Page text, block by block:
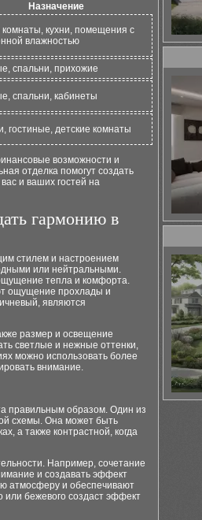
Назначение
кухни, помещения с
влажностью
спальни, прихожие
спальни, кабинеты
гостиные, детские комнаты
возможности и
отделка помогут создать
и ваших гостей на
гармонию в
стилем и настроением
или нейтральными.
тепла и комфорта.
ощущение прохлады и
являются
размер и освещение
светлые и нежные оттенки,
можно использовать более
внимание.
правильным образом. Один из
схемы. Она может быть
а также контрастной, когда
Например, сочетание
и создавать эффект
атмосферу и обеспечивают
или бежевого создаст эффект